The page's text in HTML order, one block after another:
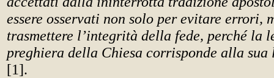
essere osservati non solo per evitare errori,
trasmettere l’integrità della fede, perché la
preghiera della Chiesa corrisponde alla sua
[1].